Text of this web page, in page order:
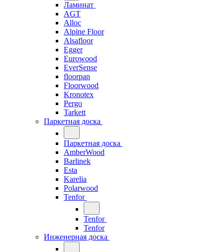
Ламинат
AGT
Alloc
Alpine Floor
Alsafloor
Egger
Eurowood
EverSense
floorpan
Floorwood
Kronotex
Pergo
Tarkett
Паркетная доска
Паркетная доска
AmberWood
Barlinek
Esta
Karelia
Polarwood
Tenfor
Tenfor
Tenfor
Инженерная доска